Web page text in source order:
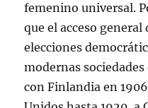
femenino universal.
que el acceso
elecciones
modernas
con Finlandia en